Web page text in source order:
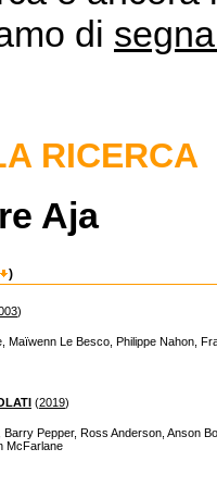
di
RICERCA
Aja
)
)
Maïwenn Le Besco, Philippe Nahon,
(2019)
Pepper, Ross Anderson, Anson
McFarlane